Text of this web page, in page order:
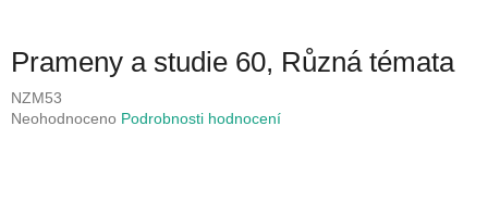
Prameny a studie 60, Různá témata
NZM53
Průměrné
Neohodnoceno Podrobnosti hodnocení